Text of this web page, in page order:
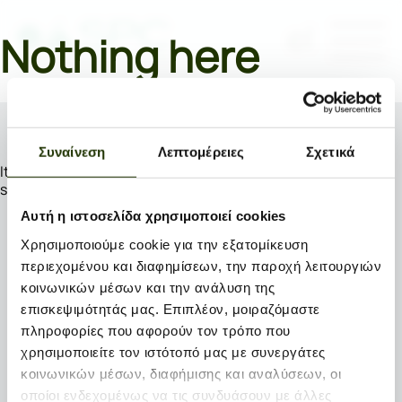
Συναίνεση Λεπτομέρειες Σχετικά
Αυτή η ιστοσελίδα χρησιμοποιεί cookies
Χρησιμοποιούμε cookie για την εξατομίκευση
περιεχομένου και διαφημίσεων, την παροχή λειτουργιών
κοινωνικών μέσων και την ανάλυση της
επισκεψιμότητάς μας. Επιπλέον, μοιραζόμαστε
πληροφορίες που αφορούν τον τρόπο που
χρησιμοποιείτε τον ιστότοπό μας με συνεργάτες
κοινωνικών μέσων, διαφήμισης και αναλύσεων, οι
οποίοι ενδεχομένως να τις συνδυάσουν με άλλες
Nothing here
It seems we can’t find what you’re looking for. Perhaps
searching can help.